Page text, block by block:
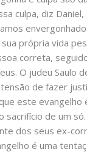
culpa, diz
sua própria vida
correta,
O judeu Saulo
de fazer
este
sacrifício de um
dos seus ex-
é uma